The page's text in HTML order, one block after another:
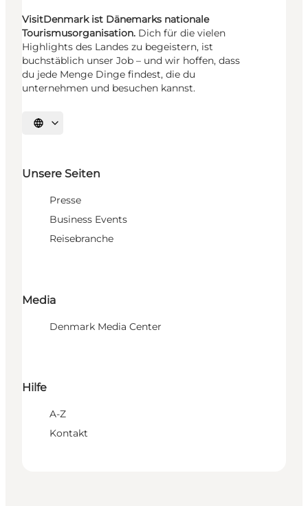
VisitDenmark ist Dänemarks nationale
Tourismusorganisation. Dich für die vielen
Highlights des Landes zu begeistern, ist
buchstäblich unser Job – und wir hoffen, dass
du jede Menge Dinge findest, die du
unternehmen und besuchen kannst.
Sprache auswählen
Unsere Seiten
Presse
Business Events
Reisebranche
Media
Denmark Media Center
Hilfe
A-Z
Kontakt